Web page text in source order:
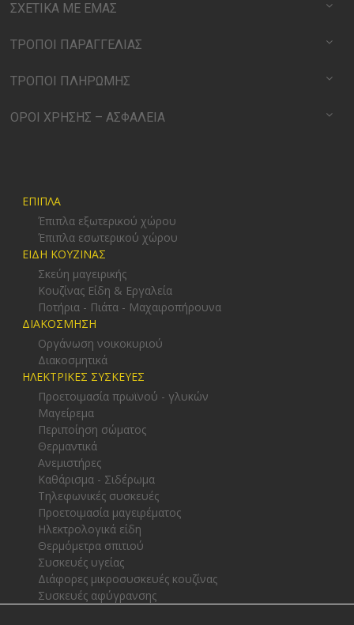
ΣΧΕΤΙΚΑ ΜΕ ΕΜΑΣ
ΤΡΟΠΟΙ ΠΑΡΑΓΓΕΛΙΑΣ
ΤΡΟΠΟΙ ΠΛΗΡΩΜΗΣ
ΟΡΟΙ ΧΡΗΣΗΣ – ΑΣΦΑΛΕΙΑ
ΕΠΙΠΛΑ
Έπιπλα εξωτερικού χώρου
Έπιπλα εσωτερικού χώρου
ΕΙΔΗ ΚΟΥΖΙΝΑΣ
Σκεύη μαγειρικής
Κουζίνας Είδη & Εργαλεία
Ποτήρια - Πιάτα - Μαχαιροπήρουνα
ΔΙΑΚΟΣΜΗΣΗ
Οργάνωση νοικοκυριού
Διακοσμητικά
ΗΛΕΚΤΡΙΚΕΣ ΣΥΣΚΕΥΕΣ
Προετοιμασία πρωϊνού - γλυκών
Μαγείρεμα
Περιποίηση σώματος
Θερμαντικά
Ανεμιστήρες
Καθάρισμα - Σιδέρωμα
Τηλεφωνικές συσκευές
Προετοιμασία μαγειρέματος
Ηλεκτρολογικά είδη
Θερμόμετρα σπιτιού
Συσκευές υγείας
Διάφορες μικροσυσκευές κουζίνας
Συσκευές αφύγρανσης